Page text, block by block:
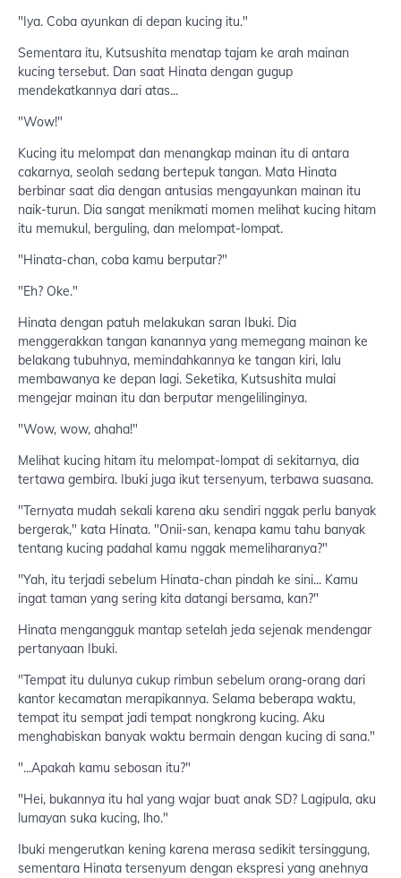
"Iya. Coba ayunkan di depan kucing itu."
Sementara itu, Kutsushita menatap tajam ke arah mainan
kucing tersebut. Dan saat Hinata dengan gugup
mendekatkannya dari atas...
"Wow!"
Kucing itu melompat dan menangkap mainan itu di antara
cakarnya, seolah sedang bertepuk tangan. Mata Hinata
berbinar saat dia dengan antusias mengayunkan mainan itu
naik-turun. Dia sangat menikmati momen melihat kucing hitam
itu memukul, berguling, dan melompat-lompat.
"Hinata-chan, coba kamu berputar?"
"Eh? Oke."
Hinata dengan patuh melakukan saran Ibuki. Dia
menggerakkan tangan kanannya yang memegang mainan ke
belakang tubuhnya, memindahkannya ke tangan kiri, lalu
membawanya ke depan lagi. Seketika, Kutsushita mulai
mengejar mainan itu dan berputar mengelilinginya.
"Wow, wow, ahaha!"
Melihat kucing hitam itu melompat-lompat di sekitarnya, dia
tertawa gembira. Ibuki juga ikut tersenyum, terbawa suasana.
"Ternyata mudah sekali karena aku sendiri nggak perlu banyak
bergerak," kata Hinata. "Onii-san, kenapa kamu tahu banyak
tentang kucing padahal kamu nggak memeliharanya?"
"Yah, itu terjadi sebelum Hinata-chan pindah ke sini... Kamu
ingat taman yang sering kita datangi bersama, kan?"
Hinata mengangguk mantap setelah jeda sejenak mendengar
pertanyaan Ibuki.
"Tempat itu dulunya cukup rimbun sebelum orang-orang dari
kantor kecamatan merapikannya. Selama beberapa waktu,
tempat itu sempat jadi tempat nongkrong kucing. Aku
menghabiskan banyak waktu bermain dengan kucing di sana."
"...Apakah kamu sebosan itu?"
"Hei, bukannya itu hal yang wajar buat anak SD? Lagipula, aku
lumayan suka kucing, lho."
Ibuki mengerutkan kening karena merasa sedikit tersinggung,
sementara Hinata tersenyum dengan ekspresi yang anehnya